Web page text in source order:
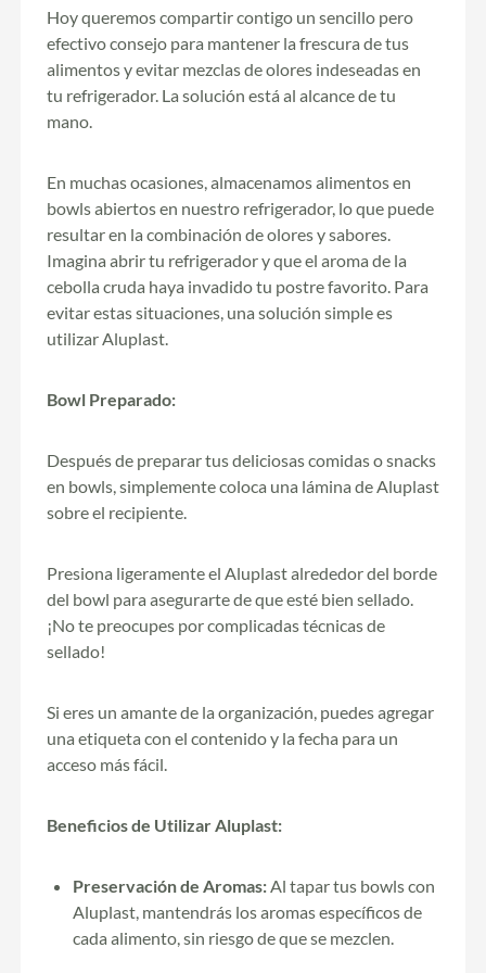
Hoy queremos compartir contigo un sencillo pero
efectivo consejo para mantener la frescura de tus
alimentos y evitar mezclas de olores indeseadas en
tu refrigerador. La solución está al alcance de tu
mano.
En muchas ocasiones, almacenamos alimentos en
bowls abiertos en nuestro refrigerador, lo que puede
resultar en la combinación de olores y sabores.
Imagina abrir tu refrigerador y que el aroma de la
cebolla cruda haya invadido tu postre favorito. Para
evitar estas situaciones, una solución simple es
utilizar Aluplast.
Bowl Preparado:
Después de preparar tus deliciosas comidas o snacks
en bowls, simplemente coloca una lámina de Aluplast
sobre el recipiente.
Presiona ligeramente el Aluplast alrededor del borde
del bowl para asegurarte de que esté bien sellado.
¡No te preocupes por complicadas técnicas de
sellado!
Si eres un amante de la organización, puedes agregar
una etiqueta con el contenido y la fecha para un
acceso más fácil.
Beneficios de Utilizar Aluplast:
Preservación de Aromas:Al tapar tus bowls con
Aluplast, mantendrás los aromas específicos de
cada alimento, sin riesgo de que se mezclen.